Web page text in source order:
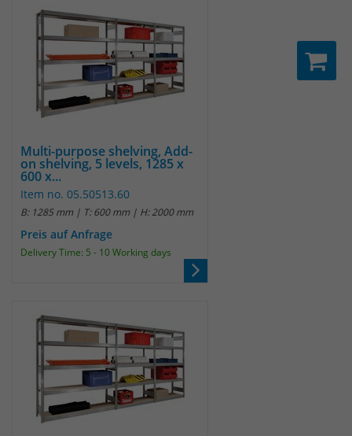
Multi-purpose shelving, Add-
on shelving, 5 levels, 1285 x
600 x...
Item no. 05.50513.60
B: 1285 mm | T: 600 mm | H: 2000 mm
Preis auf Anfrage
Delivery Time: 5 - 10 Working days